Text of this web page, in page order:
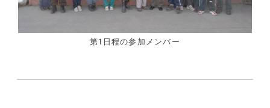
第1日程の参加メンバー